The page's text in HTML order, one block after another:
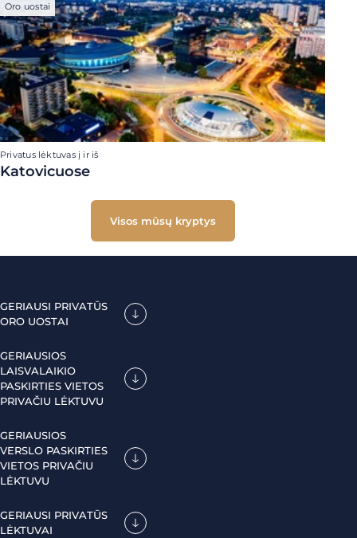
Oro uostai
Privatus lėktuvas į ir iš
Katovicuose
Visos mūsų kryptys
GERIAUSI PRIVATŪS
ORO UOSTAI
GERIAUSIOS
LAISVALAIKIO
PASKIRTIES VIETOS
PRIVAČIU LĖKTUVU
GERIAUSIOS
VERSLO PASKIRTIES
VIETOS PRIVAČIU
LĖKTUVU
GERIAUSI PRIVATŪS
LĖKTUVAI